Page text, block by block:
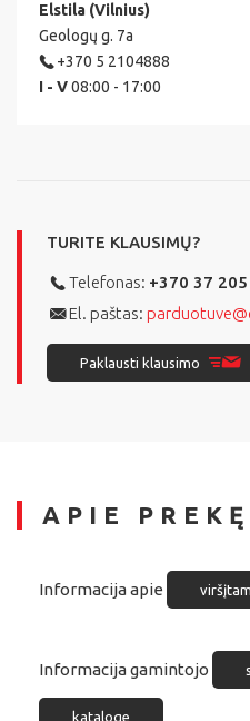
Elstila (Vilnius)
Geologų g. 7a
+370 5 2104888
I - V08:00 - 17:00
TURITE KLAUSIMŲ?
Telefonas: +370 37
El. paštas:
Paklausti klausimo
APIE PREKĘ
Informacija apie
Informacija gamintojo
kataloge